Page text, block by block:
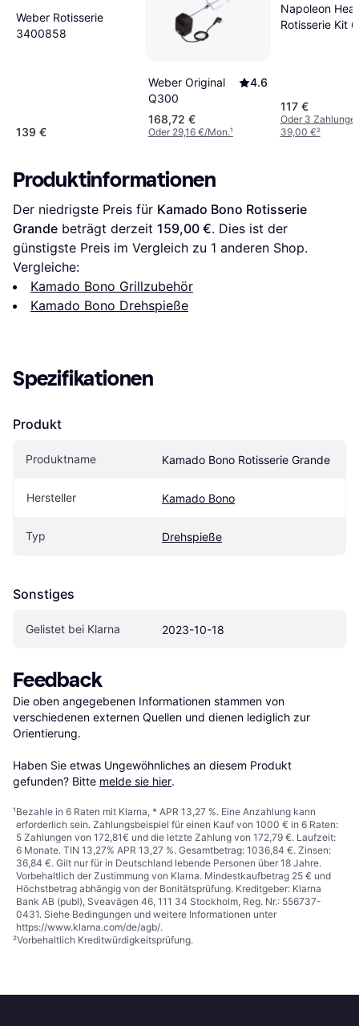
Weber Rotisserie
3400858
139 €
Weber Original
Q300
4.6
168,72 €
Oder 29,16 €/Mon.¹
Napoleon
Rotisserie Kit
117 €
Oder 3
39,00 €²
Produktinformationen
Der niedrigste Preis für Kamado Bono Rotisserie
Grande beträgt derzeit 159,00 €. Dies ist der
günstigste Preis im Vergleich zu 1 anderen Shop.
Vergleiche:
Kamado Bono Grillzubehör
Kamado Bono Drehspieße
Spezifikationen
Produkt
Produktname Kamado Bono Rotisserie Grande
Hersteller Kamado Bono
Typ Drehspieße
Sonstiges
Gelistet bei Klarna 2023-10-18
Feedback
Die oben angegebenen Informationen stammen von
verschiedenen externen Quellen und dienen lediglich zur
Orientierung.
Haben Sie etwas Ungewöhnliches an diesem Produkt
gefunden? Bitte melde sie hier.
¹Bezahle in 6 Raten mit Klarna, * APR 13,27 %. Eine Anzahlung kann
erforderlich sein. Zahlungsbeispiel für einen Kauf von 1000 € in 6 Raten:
5 Zahlungen von 172,81€ und die letzte Zahlung von 172,79 €. Laufzeit:
6 Monate. TIN 13,27% APR 13,27 %. Gesamtbetrag: 1036,84 €. Zinsen:
36,84 €. Gilt nur für in Deutschland lebende Personen über 18 Jahre.
Vorbehaltlich der Zustimmung von Klarna. Mindestkaufbetrag 25 € und
Höchstbetrag abhängig von der Bonitätsprüfung. Kreditgeber: Klarna
Bank AB (publ), Sveavägen 46, 111 34 Stockholm, Reg. Nr.: 556737-
0431. Siehe Bedingungen und weitere Informationen unter
https://www.klarna.com/de/agb/.
²Vorbehaltlich Kreditwürdigkeitsprüfung.